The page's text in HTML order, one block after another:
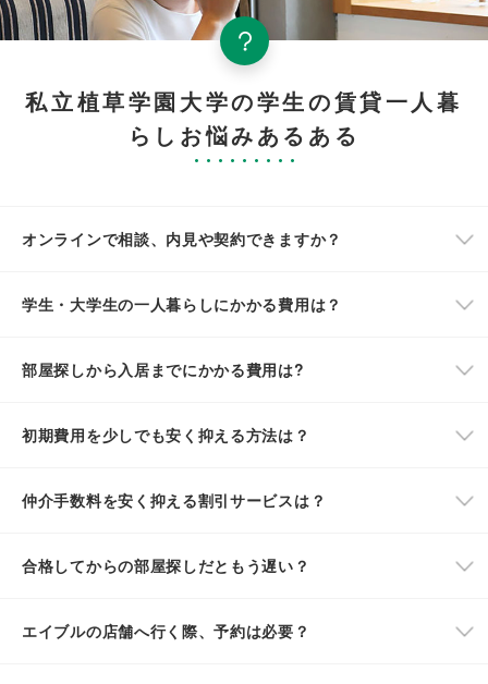
私立植草学園大学の学生の賃貸一人暮
らしお悩みあるある
オンラインで相談、内見や契約できますか？
学生・大学生の一人暮らしにかかる費用は？
部屋探しから入居までにかかる費用は?
初期費用を少しでも安く抑える方法は？
仲介手数料を安く抑える割引サービスは？
合格してからの部屋探しだともう遅い？
エイブルの店舗へ行く際、予約は必要？